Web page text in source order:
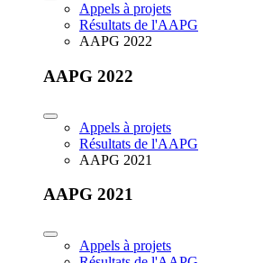
Appels à projets
Résultats de l'AAPG
AAPG 2022
AAPG 2022
Appels à projets
Résultats de l'AAPG
AAPG 2021
AAPG 2021
Appels à projets